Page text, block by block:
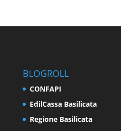
BLOGROLL
CONFAPI
EdilCassa Basilicata
Regione Basilicata